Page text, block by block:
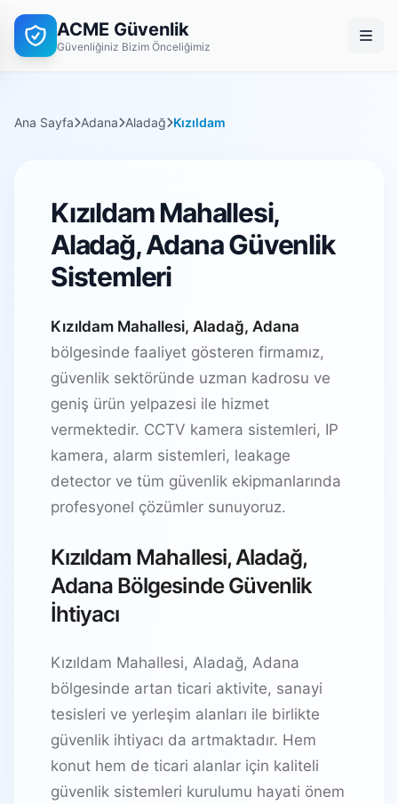
ACME Güvenlik
Güvenliğiniz Bizim Önceliğimiz
Ana Sayfa Adana Aladağ Kızıldam
Kızıldam Mahallesi,
Aladağ, Adana Güvenlik
Sistemleri
Kızıldam Mahallesi, Aladağ, Adana
bölgesinde faaliyet gösteren firmamız,
güvenlik sektöründe uzman kadrosu ve
geniş ürün yelpazesi ile hizmet
vermektedir. CCTV kamera sistemleri, IP
kamera, alarm sistemleri, leakage
detector ve tüm güvenlik ekipmanlarında
profesyonel çözümler sunuyoruz.
Kızıldam Mahallesi, Aladağ,
Adana Bölgesinde Güvenlik
İhtiyacı
Kızıldam Mahallesi, Aladağ, Adana
bölgesinde artan ticari aktivite, sanayi
tesisleri ve yerleşim alanları ile birlikte
güvenlik ihtiyacı da artmaktadır. Hem
konut hem de ticari alanlar için kaliteli
güvenlik sistemleri kurulumu hayati önem